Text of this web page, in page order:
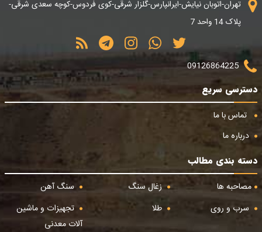
تهران-اتوبان نیایش-ایرانپارس-گلزار شرقی-کوی فردوس-کوچه سعدی شرقی-
پلاک 14 واحد 7
09126864225
دسترسی سریع
تماس با ما
درباره ما
دسته بندی مطالب
مصاحبه ها
زغال سنگ
سنگ آهن
سرب و روی
طلا
تجهیزات و ماشین
آلات معدنی